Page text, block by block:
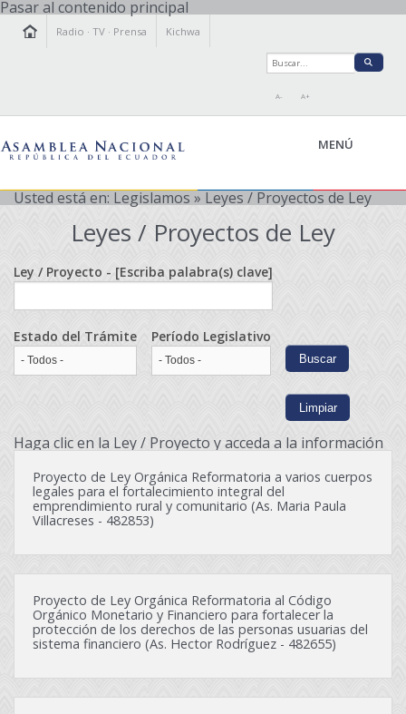
Pasar al contenido principal
Radio ·TV · Prensa Kichwa
A- A+
MENÚ
LEGISLAMOS
TRANSPARENCIA
PRENSA
PARTICIPACIÓN
Usted está en: Legislamos » Leyes / Proyectos de Ley
Leyes / Proyectos de Ley
Ley / Proyecto - [Escriba palabra(s) clave]
Estado del Trámite Período Legislativo
Haga clic en la Ley / Proyecto y acceda a la información
Proyecto de Ley Orgánica Reformatoria a varios cuerpos
legales para el fortalecimiento integral del
emprendimiento rural y comunitario (As. Maria Paula
Villacreses - 482853)
Proyecto de Ley Orgánica Reformatoria al Código
Orgánico Monetario y Financiero para fortalecer la
protección de los derechos de las personas usuarias del
sistema financiero (As. Hector Rodríguez - 482655)